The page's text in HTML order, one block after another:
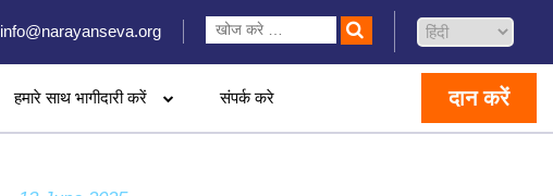
info@narayanseva.org
हमारे साथ भागीदारी करें संपर्क करे दान करें